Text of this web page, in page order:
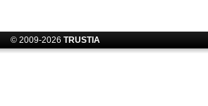
© 2009-2026 TRUSTIA